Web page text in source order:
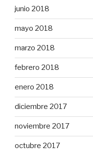
junio 2018
mayo 2018
marzo 2018
febrero 2018
enero 2018
diciembre 2017
noviembre 2017
octubre 2017